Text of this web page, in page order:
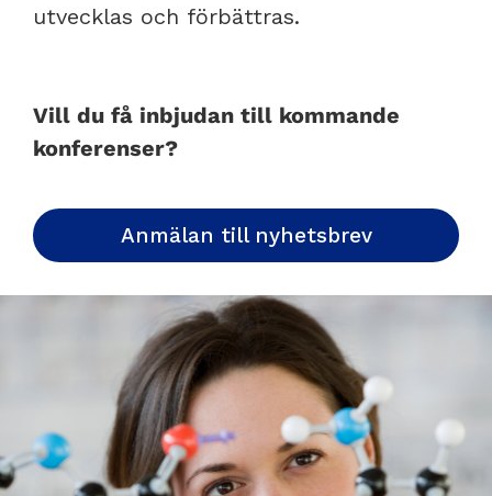
utvecklas och förbättras.
Vill du få inbjudan till kommande
konferenser?
Anmälan till nyhetsbrev